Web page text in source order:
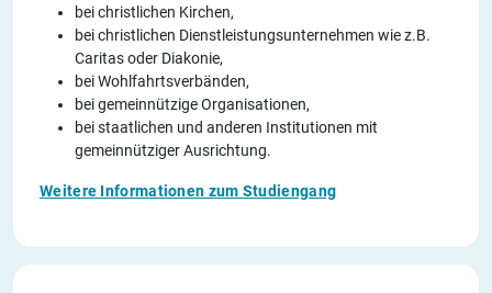
bei christlichen Kirchen,
bei christlichen Dienstleistungsunternehmen wie z.B.
Caritas oder Diakonie,
bei Wohlfahrtsverbänden,
bei gemeinnützige Organisationen,
bei staatlichen und anderen Institutionen mit
gemeinnütziger Ausrichtung.
Weitere Informationen zum Studiengang